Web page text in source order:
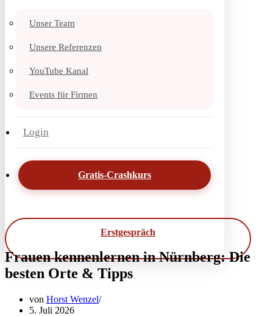
Unser Team
Unsere Referenzen
YouTube Kanal
Events für Firmen
Login
Gratis-Crashkurs
Erstgespräch
Frauen kennenlernen in Nürnberg: Die
besten Orte & Tipps
von Horst Wenzel
5. Juli 2026